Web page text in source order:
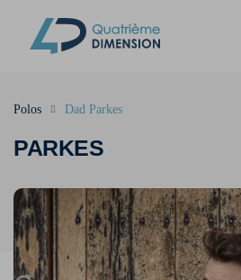
PARKES
Polos Dad Parkes